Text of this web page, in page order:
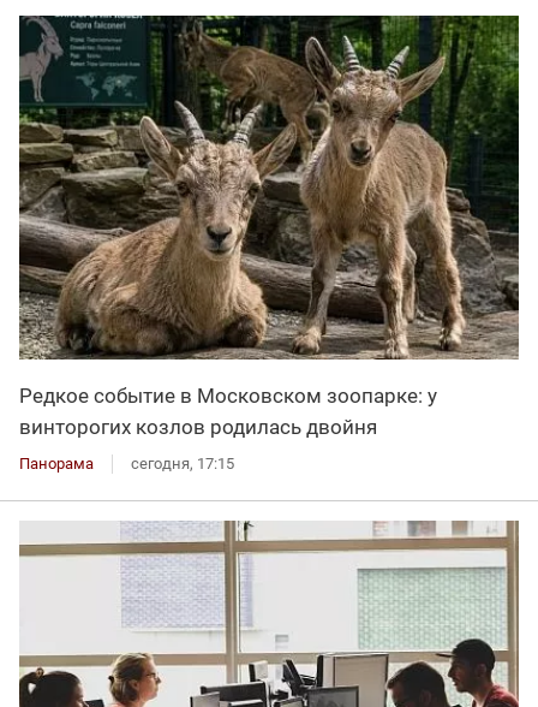
Редкое событие в Московском зоопарке: у
винторогих козлов родилась двойня
Панорама сегодня, 17:15